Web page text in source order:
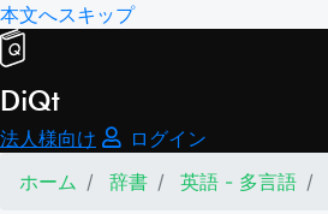
本文へスキップ
DiQt
法人様向け
ログイン
ホーム
辞書 英語 - 多言語